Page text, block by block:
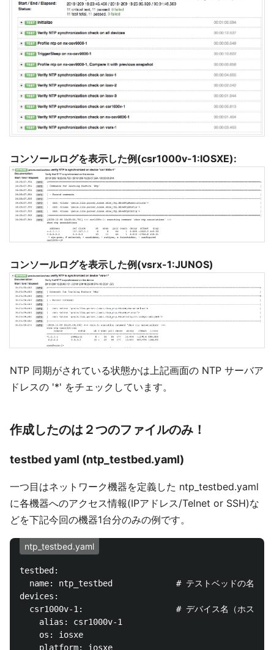
コンソールログを表示した例(csr1000v-1:IOSXE):
コンソールログを表示した例(vsrx-1:JUNOS)
NTP 同期がされている状態かは上記画面の NTP サーバア
ドレスの '*' をチェックしています。
作成したのは２つのファイルのみ！
testbed yaml (ntp_testbed.yaml)
一つ目はネットワーク機器を定義した ntp_testbed.yaml
に各機器へのアクセス情報(IPアドレス/Telnet or SSH)な
どを下記今回の機器1台分のみの例です。
ntp_testbed.yaml
testbed:
  name: ntp_testbed             # テストベッドの名前
devices:
csr1000v-1:                   # デバイス名（ホスト名
    alias: csr1000v-1
    os: iosxe
    platform: iosxe